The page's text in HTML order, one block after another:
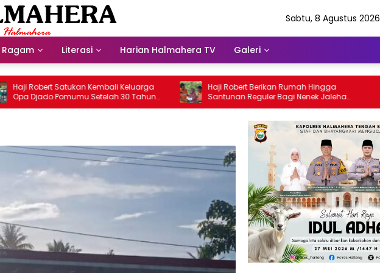
Sabtu, 8 Agustus 2026
Ragam Literasi Harian Halmahera TV Galeri
Robert Satukan Kembali Keluarga
Djado Pomumu Setelah 30 Tahun
dari Keluarga
Haji Robert Berikan Rumah Hingga
Santunan Reguler Bagi Nenek Jaleha
Rahim yang Berusia 101 Tahun